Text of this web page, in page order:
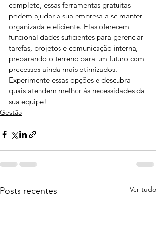
completo, essas ferramentas gratuitas
podem ajudar a sua empresa a se manter
organizada e eficiente. Elas oferecem
funcionalidades suficientes para gerenciar
tarefas, projetos e comunicação interna,
preparando o terreno para um futuro com
processos ainda mais otimizados.
Experimente essas opções e descubra
quais atendem melhor às necessidades da
sua equipe!
Gestão
Posts recentes Ver tudo